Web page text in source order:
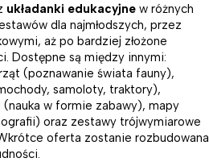
układanki edukacyjne w różnych
dla najmłodszych, przez
aż po bardziej złożone
Dostępne są między innymi:
(poznawanie świata fauny),
samoloty, traktory),
w formie zabawy), mapy
oraz zestawy trójwymiarowe
oferta zostanie rozbudowana